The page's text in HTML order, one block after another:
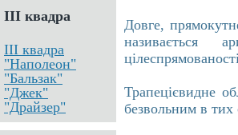
Довге,
називається
Трапецієвидне
безвольним в тих
ІІІ квадра
ІІІ квадра
"Наполеон"
"Бальзак"
"Джек"
"Драйзер"